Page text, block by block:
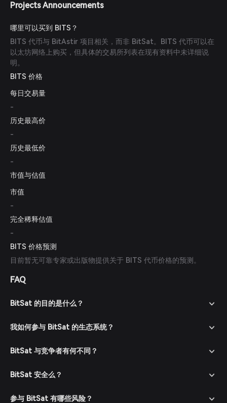
Projects Announcements
哪里可以买到 BITS？
BITS 代币与 BitAstir 项目相关，而非 BitSat。BITS 代币可以在
以太坊网络上购买，但具体的交易所列表在现有资料中未详细说
明。
BITS 价格
每日交易量
-
历史最高价
-
历史最低价
-
市值与估值
市值
-
完全稀释估值
-
BITS 价格预测
目前暂无可靠专家或出版物提供关于 BITS 代币价格的预测。
FAQ
BitSat 的目的是什么？
我如何参与 BitSat 的生态系统？
BitSat 与竞争者有何不同？
BitSat 安全么？
参与 BitSat 有哪些风险？